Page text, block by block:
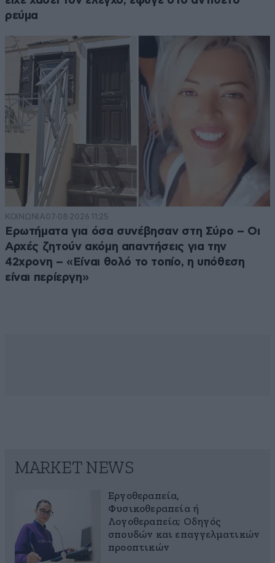
ρεύμα
ΚΟΙΝΩΝΙΑ07·08·2026 11:25
Ερωτήματα για όσα συνέβησαν στη Σύρο – Οι
Αρχές ζητούν ακόμη απαντήσεις για την
42χρονη – «Είναι θολό το τοπίο, η υπόθεση
είναι περίεργη»
MARKET NEWS
Εργοθεραπεία,
Φυσικοθεραπεία ή
Λογοθεραπεία; Οδηγός
σπουδών και επαγγελματικών
προοπτικών